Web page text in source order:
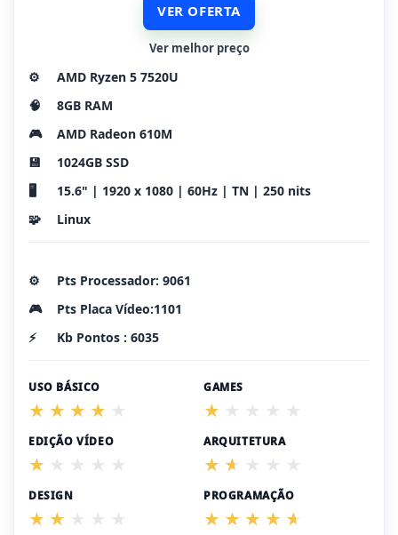
VER OFERTA
Ver melhor preço
⚙️
AMD Ryzen 5 7520U
🧠
8GB RAM
🎮
AMD Radeon 610M
💾
1024GB SSD
🖥️
15.6" | 1920 x 1080 | 60Hz | TN | 250 nits
🧩
Linux
⚙️
Pts Processador: 9061
🎮
Pts Placa Vídeo:1101
⚡
Kb Pontos : 6035
USO BÁSICO GAMES
EDIÇÃO VÍDEO ARQUITETURA
DESIGN PROGRAMAÇÃO